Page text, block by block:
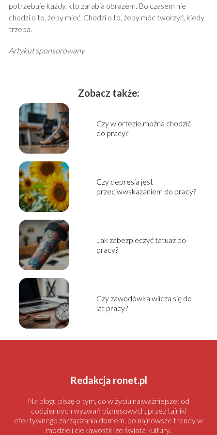
potrzebuje każdy, kto zarabia obrazem. Bo czasem nie
chodzi o to, żeby mieć. Chodzi o to, żeby móc tworzyć, kiedy
trzeba.
Artykuł sponsorowany
Zobacz także:
Czy w ortezie można chodzić
do pracy?
Czy depresja jest
przeciwwskazaniem do pracy?
Jak zabezpieczyć tatuaż do
pracy?
Czy zawodówka wlicza się do
lat pracy?
Redakcja ronet.pl
Na blogu piszę o tym, co w życiu najważniejsze: od
codziennych wyzwań biznesowych, przez tajniki
efektywnego zarządzania domem, po najnowsze trendy w
modzie i ciekawostki ze świata kultury.